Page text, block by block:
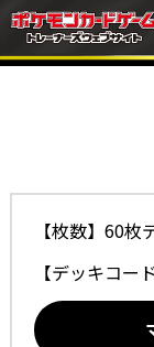
【枚数】60枚
【デッキコード